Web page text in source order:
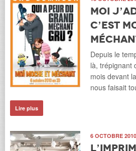
Moi
c’est
Depuis le
là, trépignant
mois devant
nous faisait
Lire plus
6 OCTOBRE 2010